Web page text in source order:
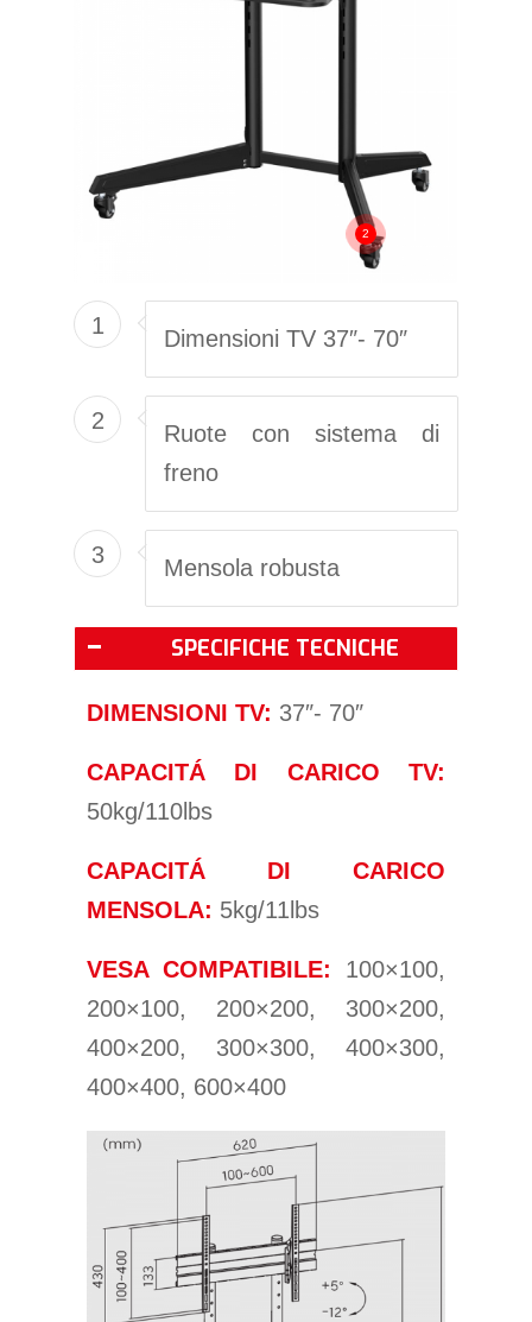
2
1 Dimensioni TV 37″- 70″
2
Ruote con sistema di
freno
3 Mensola robusta
SPECIFICHE TECNICHE
DIMENSIONI TV: 37″- 70″
CAPACITÁ DI CARICO TV:
50kg/110lbs
CAPACITÁ DI CARICO
MENSOLA: 5kg/11lbs
VESA COMPATIBILE: 100×100,
200×100, 200×200, 300×200,
400×200, 300×300, 400×300,
400×400, 600×400